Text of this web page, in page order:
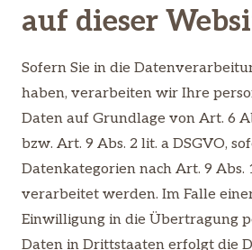
auf dieser
Sofern Sie in die
haben, verarbeiten wir Ihre
Daten auf Grundlage von Art. 6
bzw. Art. 9 Abs. 2 lit. a DSGVO,
Datenkategorien nach Art. 9 Abs.
verarbeitet werden. Im Falle
Einwilligung in die Übertragung
Daten in Drittstaaten erfolgt die